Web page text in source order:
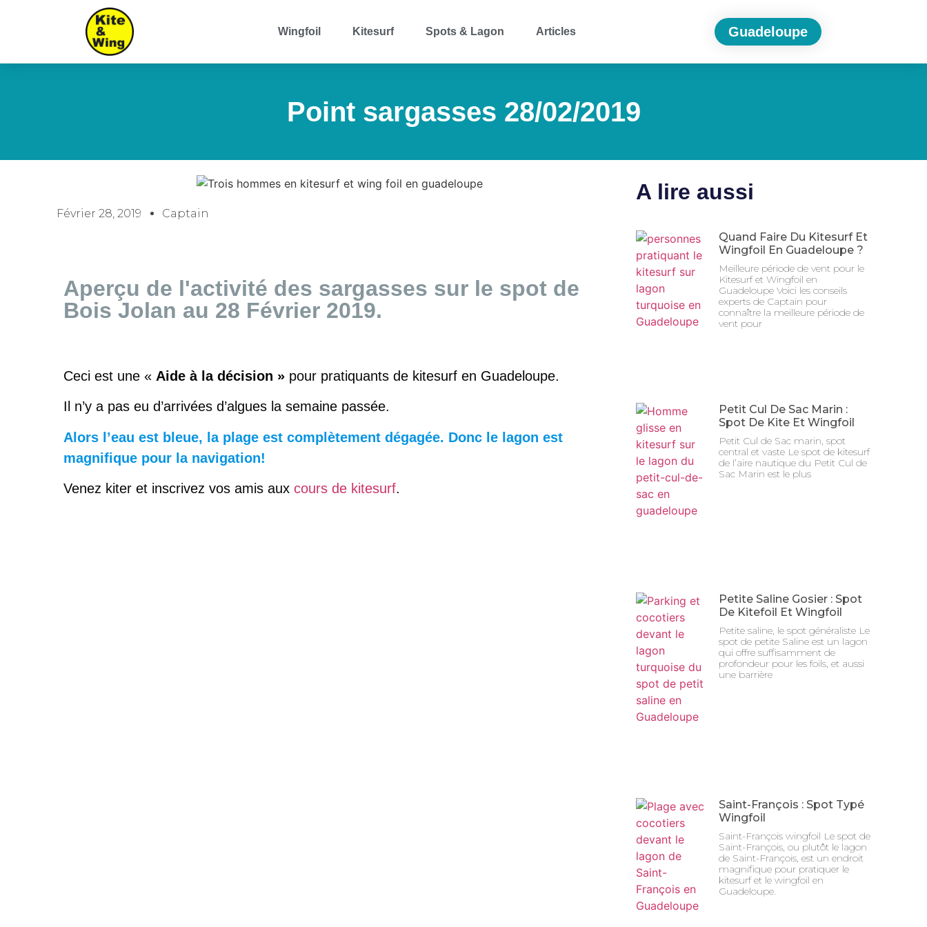
Wingfoil Kitesurf Spots & Lagon Articles Guadeloupe
Point sargasses 28/02/2019
Février 28, 2019 Captain
Aperçu de l'activité des sargasses sur le spot de
Bois Jolan au 28 Février 2019.
Ceci est une « Aide à la décision » pour pratiquants de kitesurf en Guadeloupe.
Il n’y a pas eu d’arrivées d’algues la semaine passée.
Alors l’eau est bleue, la plage est complètement dégagée. Donc le lagon est
magnifique pour la navigation!
Venez kiter et inscrivez vos amis aux cours de kitesurf.
A lire aussi
Quand Faire Du Kitesurf Et
Wingfoil En Guadeloupe ?
Meilleure période de vent pour le
Kitesurf et Wingfoil en
Guadeloupe Voici les conseils
experts de Captain pour
connaître la meilleure période de
vent pour
Petit Cul De Sac Marin :
Spot De Kite Et Wingfoil
Petit Cul de Sac marin, spot
central et vaste Le spot de kitesurf
de l’aire nautique du Petit Cul de
Sac Marin est le plus
Petite Saline Gosier : Spot
De Kitefoil Et Wingfoil
Petite saline, le spot généraliste Le
spot de petite Saline est un lagon
qui offre suffisamment de
profondeur pour les foils, et aussi
une barrière
Saint-François : Spot Typé
Wingfoil
Saint-François wingfoil Le spot de
Saint-François, ou plutôt le lagon
de Saint-François, est un endroit
magnifique pour pratiquer le
kitesurf et le wingfoil en
Guadeloupe.